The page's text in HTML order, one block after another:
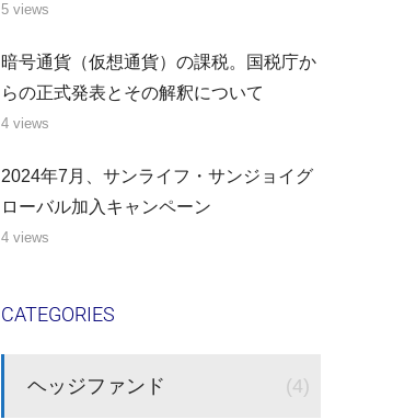
5 views
暗号通貨（仮想通貨）の課税。国税庁か
らの正式発表とその解釈について
4 views
2024年7月、サンライフ・サンジョイグ
ローバル加入キャンペーン
4 views
CATEGORIES
ヘッジファンド (4)